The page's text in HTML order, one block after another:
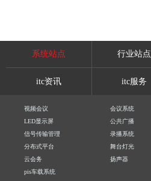
系统站点 行业站点
itc资讯 itc服务
视频会议 会议系统
LED显示屏
公共广播
信号传输管理
录播系统
分布式平台
舞台灯光
云会务
扬声器
pis车载系统